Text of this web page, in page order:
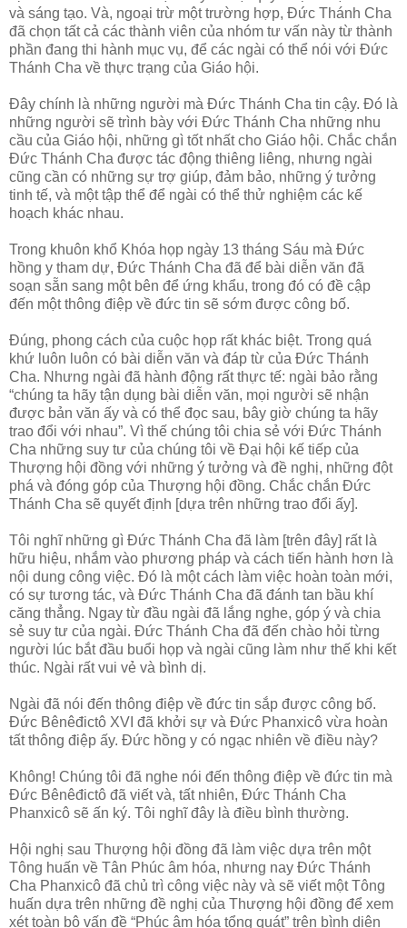
và sáng tạo. Và, ngoại trừ một trường hợp, Đức Thánh Cha
đã chọn tất cả các thành viên của nhóm tư vấn này từ thành
phần đang thi hành mục vụ, để các ngài có thể nói với Đức
Thánh Cha về thực trạng của Giáo hội.
Đây chính là những người mà Đức Thánh Cha tin cậy. Đó là
những người sẽ trình bày với Đức Thánh Cha những nhu
cầu của Giáo hội, những gì tốt nhất cho Giáo hội. Chắc chắn
Đức Thánh Cha được tác động thiêng liêng, nhưng ngài
cũng cần có những sự trợ giúp, đảm bảo, những ý tưởng
tinh tế, và một tập thể để ngài có thể thử nghiệm các kế
hoạch khác nhau.
Trong khuôn khổ Khóa họp ngày 13 tháng Sáu mà Đức
hồng y tham dự, Đức Thánh Cha đã để bài diễn văn đã
soạn sẵn sang một bên để ứng khẩu, trong đó có đề cập
đến một thông điệp về đức tin sẽ sớm được công bố.
Đúng, phong cách của cuộc họp rất khác biệt. Trong quá
khứ luôn luôn có bài diễn văn và đáp từ của Đức Thánh
Cha. Nhưng ngài đã hành động rất thực tế: ngài bảo rằng
“chúng ta hãy tận dụng bài diễn văn, mọi người sẽ nhận
được bản văn ấy và có thể đọc sau, bây giờ chúng ta hãy
trao đổi với nhau”. Vì thế chúng tôi chia sẻ với Đức Thánh
Cha những suy tư của chúng tôi về Đại hội kế tiếp của
Thượng hội đồng với những ý tưởng và đề nghị, những đột
phá và đóng góp của Thượng hội đồng. Chắc chắn Đức
Thánh Cha sẽ quyết định [dựa trên những trao đổi ấy].
Tôi nghĩ những gì Đức Thánh Cha đã làm [trên đây] rất là
hữu hiệu, nhắm vào phương pháp và cách tiến hành hơn là
nội dung công việc. Đó là một cách làm việc hoàn toàn mới,
có sự tương tác, và Đức Thánh Cha đã đánh tan bầu khí
căng thẳng. Ngay từ đầu ngài đã lắng nghe, góp ý và chia
sẻ suy tư của ngài. Đức Thánh Cha đã đến chào hỏi từng
người lúc bắt đầu buổi họp và ngài cũng làm như thế khi kết
thúc. Ngài rất vui vẻ và bình dị.
Ngài đã nói đến thông điệp về đức tin sắp được công bố.
Đức Bênêđictô XVI đã khởi sự và Đức Phanxicô vừa hoàn
tất thông điệp ấy. Đức hồng y có ngạc nhiên về điều này?
Không! Chúng tôi đã nghe nói đến thông điệp về đức tin mà
Đức Bênêđictô đã viết và, tất nhiên, Đức Thánh Cha
Phanxicô sẽ ấn ký. Tôi nghĩ đây là điều bình thường.
Hội nghị sau Thượng hội đồng đã làm việc dựa trên một
Tông huấn về Tân Phúc âm hóa, nhưng nay Đức Thánh
Cha Phanxicô đã chủ trì công việc này và sẽ viết một Tông
huấn dựa trên những đề nghị của Thượng hội đồng để xem
xét toàn bộ vấn đề “Phúc âm hóa tổng quát” trên bình diện